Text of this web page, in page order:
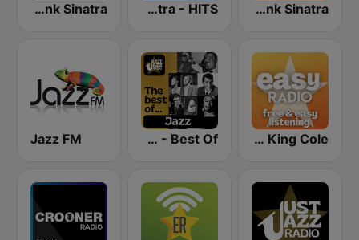
Easy Frank Sinatra
Exclusively Frank Sinatra - HITS
Just Jazz - Frank Sinatra
Easy Nat King Cole
Just Jazz - Best Of
Jazz FM